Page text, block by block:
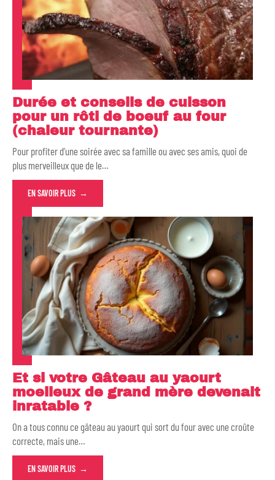
Durée et conseils de cuisson
pour un rôti de boeuf au four
(chaleur tournante)
Pour profiter d’une soirée avec sa famille ou avec ses amis, quoi de
plus merveilleux que de le…
EN SAVOIR PLUS
Et si votre Gâteau au yaourt
moelleux de grand mère devenait
inratable ?
On a tous connu ce gâteau au yaourt qui sort du four avec une croûte
correcte, mais une…
EN SAVOIR PLUS